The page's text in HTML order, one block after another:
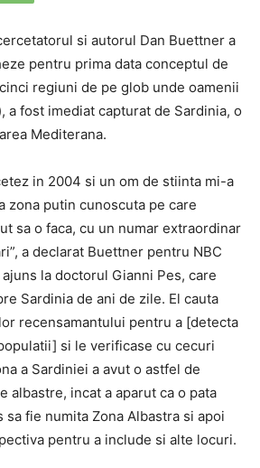
si autorul Dan Buettner a
pentru prima data conceptul de
regiuni de pe glob unde oamenii
a fost imediat capturat de Sardinia, o
Mediterana.
in 2004 si un om de stiinta mi-a
zona putin cunoscuta pe care
sa o faca, cu un numar extraordinar
a declarat Buettner pentru NBC
ajuns la doctorul Gianni Pes, care
Sardinia de ani de zile. El cauta
recensamantului pentru a [detecta
si le verificase cu cecuri
a Sardiniei a avut o astfel de
albastre, incat a aparut ca o pata
sa fie numita Zona Albastra si apoi
pentru a include si alte locuri.